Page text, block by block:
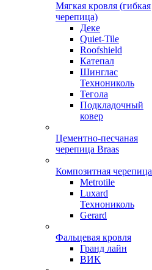
Мягкая кровля (гибкая
черепица)
Деке
Quiet-Tile
Roofshield
Катепал
Шинглас
Технониколь
Тегола
Подкладочный
ковер
Цементно-песчаная
черепица Braas
Композитная черепица
Metrotile
Luxard
Технониколь
Gerard
Фальцевая кровля
Гранд лайн
ВИК